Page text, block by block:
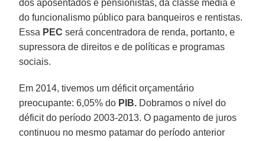
dos aposentados e pensionistas, da classe média e
do funcionalismo público para banqueiros e rentistas.
Essa PEC será concentradora de renda, portanto, e
supressora de direitos e de políticas e programas
sociais.
Em 2014, tivemos um déficit orçamentário
preocupante: 6,05% do PIB. Dobramos o nível do
déficit do período 2003-2013. O pagamento de juros
continuou no mesmo patamar do período anterior